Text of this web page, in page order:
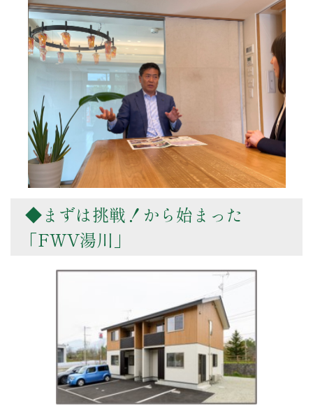
◆まずは挑戦！から始まった
「FWV湯川」